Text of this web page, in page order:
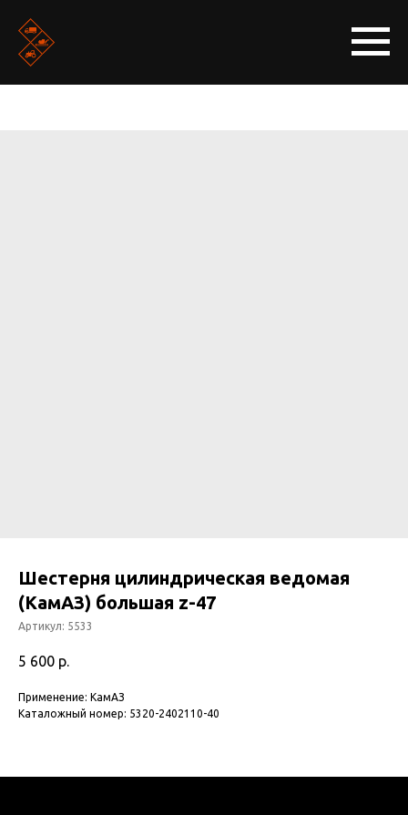
Шестерня цилиндрическая ведомая
(КамАЗ) большая z-47
Артикул: 5533
5 600 р.
Применение: КамАЗ
Каталожный номер: 5320-2402110-40